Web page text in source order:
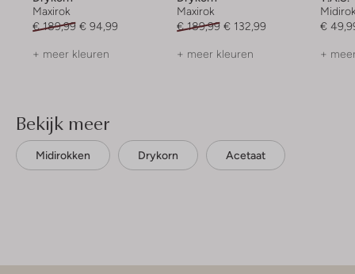
Maxirok
€ 189,99 € 94,99
+ meer kleuren
Maxirok
€ 189,99 € 132,99
+ meer kleuren
€
+
Bekijk meer
Midirokken Drykorn Acetaat